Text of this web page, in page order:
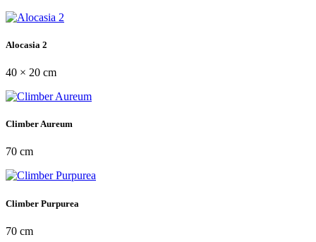
Alocasia 2
40 × 20 cm
Climber Aureum
70 cm
Climber Purpurea
70 cm